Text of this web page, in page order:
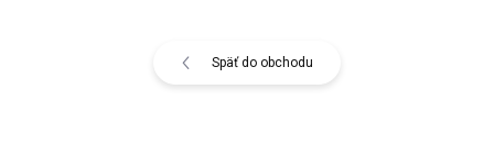
Späť do obchodu